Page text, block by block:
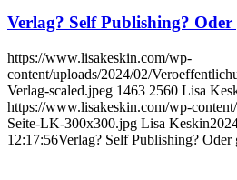
Verlag? Self Publishing? Oder
https://www.lisakeskin.com/wp-
content/uploads/2024/02/
Verlag-scaled.jpeg 1463 2560 Lisa
https://www.lisakeskin.com/wp-
Seite-LK-300x300.jpg Lisa Keskin
12:17:56Verlag? Self Publishing? Oder